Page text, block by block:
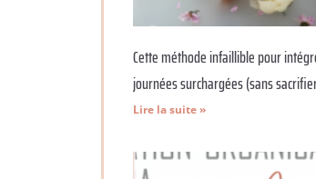
Cette méthode infaillible pour
journées surchargées (sans
Lire la suite »